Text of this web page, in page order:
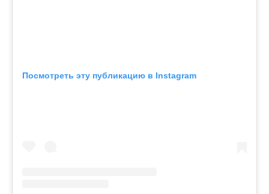
Посмотреть эту публикацию в Instagram